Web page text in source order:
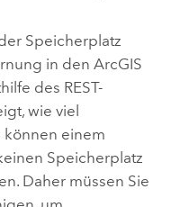
Speicherplatz
in den ArcGIS
des REST-
wie viel
können einem
Speicherplatz
Daher müssen Sie